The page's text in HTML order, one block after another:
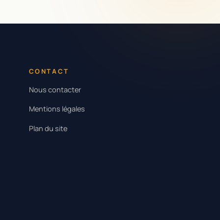
CONTACT
Nous contacter
Mentions légales
Plan du site